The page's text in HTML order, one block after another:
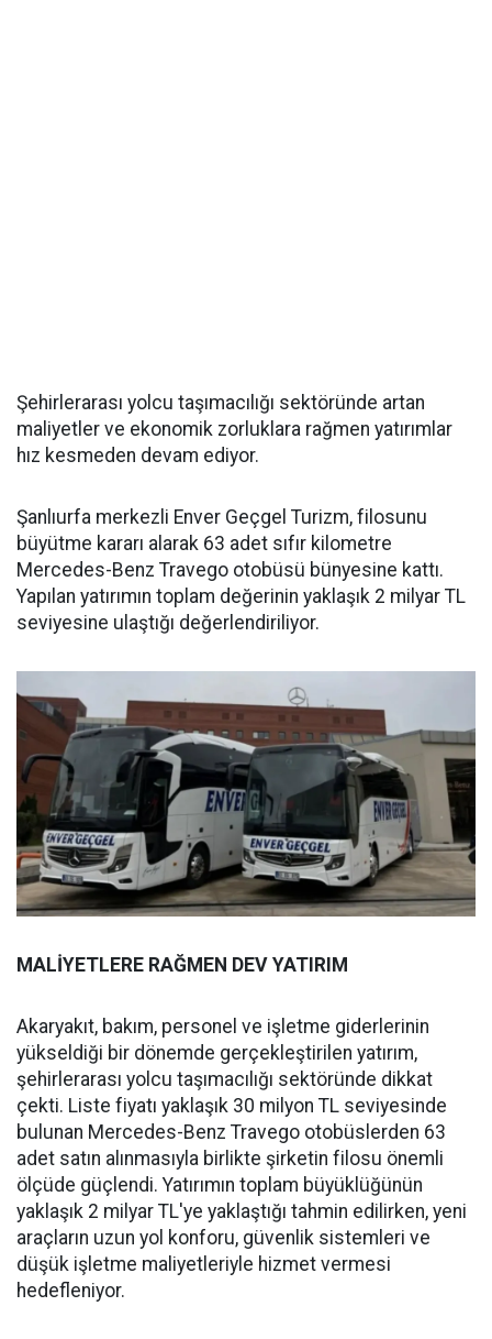
Şehirlerarası yolcu taşımacılığı sektöründe artan
maliyetler ve ekonomik zorluklara rağmen yatırımlar
hız kesmeden devam ediyor.
Şanlıurfa merkezli Enver Geçgel Turizm, filosunu
büyütme kararı alarak 63 adet sıfır kilometre
Mercedes-Benz Travego otobüsü bünyesine kattı.
Yapılan yatırımın toplam değerinin yaklaşık 2 milyar TL
seviyesine ulaştığı değerlendiriliyor.
MALİYETLERE RAĞMEN DEV YATIRIM
Akaryakıt, bakım, personel ve işletme giderlerinin
yükseldiği bir dönemde gerçekleştirilen yatırım,
şehirlerarası yolcu taşımacılığı sektöründe dikkat
çekti. Liste fiyatı yaklaşık 30 milyon TL seviyesinde
bulunan Mercedes-Benz Travego otobüslerden 63
adet satın alınmasıyla birlikte şirketin filosu önemli
ölçüde güçlendi. Yatırımın toplam büyüklüğünün
yaklaşık 2 milyar TL'ye yaklaştığı tahmin edilirken, yeni
araçların uzun yol konforu, güvenlik sistemleri ve
düşük işletme maliyetleriyle hizmet vermesi
hedefleniyor.